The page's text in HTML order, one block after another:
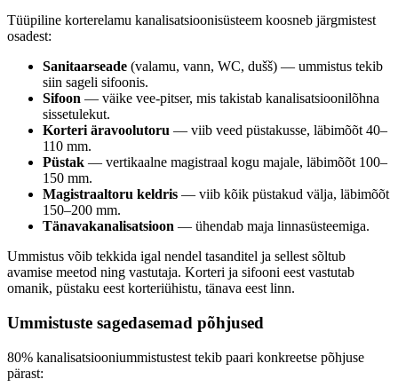
Tüüpiline korterelamu kanalisatsioonisüsteem koosneb järgmistest
osadest:
Sanitaarseade (valamu, vann, WC, dušš) — ummistus tekib
siin sageli sifoonis.
Sifoon — väike vee-pitser, mis takistab kanalisatsioonilõhna
sissetulekut.
Korteri äravoolutoru — viib veed püstakusse, läbimõõt 40–
110 mm.
Püstak — vertikaalne magistraal kogu majale, läbimõõt 100–
150 mm.
Magistraaltoru keldris — viib kõik püstakud välja, läbimõõt
150–200 mm.
Tänavakanalisatsioon — ühendab maja linnasüsteemiga.
Ummistus võib tekkida igal nendel tasanditel ja sellest sõltub
avamise meetod ning vastutaja. Korteri ja sifooni eest vastutab
omanik, püstaku eest korteriühistu, tänava eest linn.
Ummistuste sagedasemad põhjused
80% kanalisatsiooniummistustest tekib paari konkreetse põhjuse
pärast: